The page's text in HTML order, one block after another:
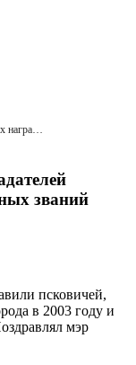
В мэрии Пскова поздравили обладателей государственных наград и почетных званий
званий
псковичей,
в 2003 году и
мэр